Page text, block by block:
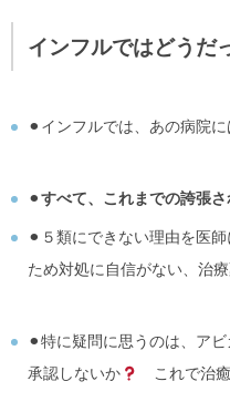
インフルではどうだ
⚫︎インフルでは、あの病院
⚫︎すべて、これまでの誇張
⚫︎５類にできない理由を医
ため対処に自信がない、治
⚫︎特に疑問に思うのは、ア
承認しないか
これで治癒